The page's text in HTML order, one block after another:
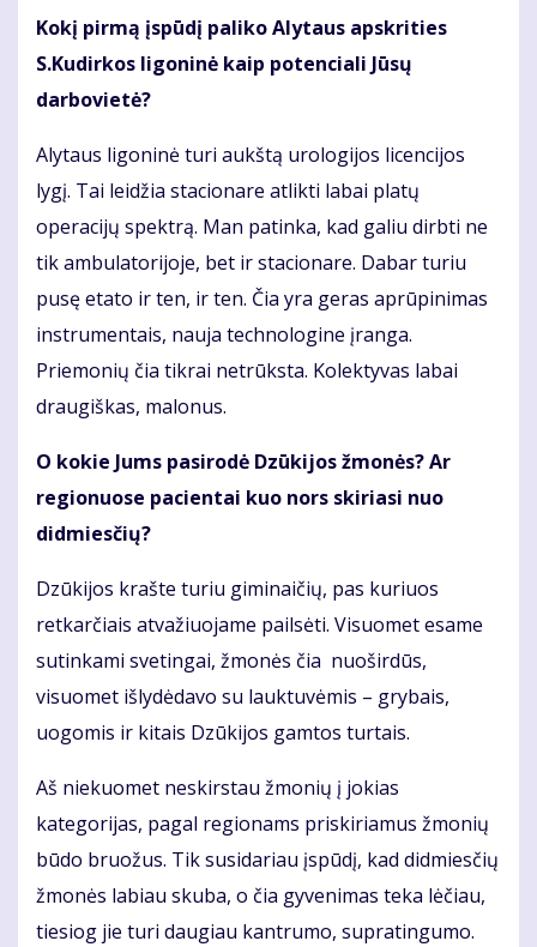
Kokį pirmą įspūdį paliko Alytaus apskrities
S.Kudirkos ligoninė kaip potenciali Jūsų
darbovietė?
Alytaus ligoninė turi aukštą urologijos licencijos
lygį. Tai leidžia stacionare atlikti labai platų
operacijų spektrą. Man patinka, kad galiu dirbti ne
tik ambulatorijoje, bet ir stacionare. Dabar turiu
pusę etato ir ten, ir ten. Čia yra geras aprūpinimas
instrumentais, nauja technologine įranga.
Priemonių čia tikrai netrūksta. Kolektyvas labai
draugiškas, malonus.
O kokie Jums pasirodė Dzūkijos žmonės? Ar
regionuose pacientai kuo nors skiriasi nuo
didmiesčių?
Dzūkijos krašte turiu giminaičių, pas kuriuos
retkarčiais atvažiuojame pailsėti. Visuomet esame
sutinkami svetingai, žmonės čia nuoširdūs,
visuomet išlydėdavo su lauktuvėmis – grybais,
uogomis ir kitais Dzūkijos gamtos turtais.
Aš niekuomet neskirstau žmonių į jokias
kategorijas, pagal regionams priskiriamus žmonių
būdo bruožus. Tik susidariau įspūdį, kad didmiesčių
žmonės labiau skuba, o čia gyvenimas teka lėčiau,
tiesiog jie turi daugiau kantrumo, supratingumo.